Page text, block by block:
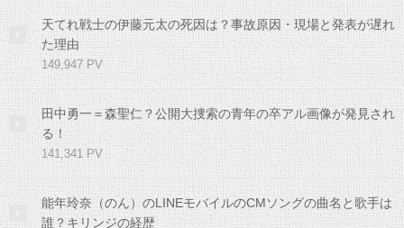
天てれ戦士の伊藤元太の死因は？事故原因・現場と発表が遅れ
た理由
149,947 PV
田中勇一＝森聖仁？公開大捜索の青年の卒アル画像が発見され
る！
141,341 PV
能年玲奈（のん）のLINEモバイルのCMソングの曲名と歌手は
誰？キリンジの経歴